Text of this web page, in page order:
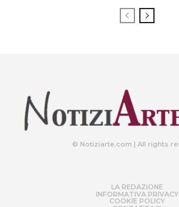
© Notiziarte.com | All rights
LA REDAZIONE
INFORMATIVA PRIVACY
COOKIE POLICY